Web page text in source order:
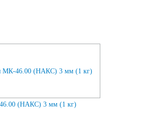
(НАКС) 3 мм (1 кг)